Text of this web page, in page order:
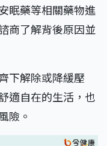
眠藥等相關藥物進
商了解背後原因並
下解除或降緩壓
適自在的生活，也
險。